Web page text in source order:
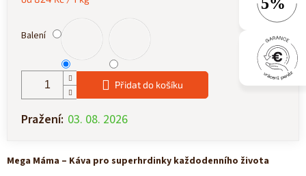
Balení
Přidat do košíku
Pražení: 03. 08. 2026
Mega Máma – Káva pro superhrdinky každodenního života